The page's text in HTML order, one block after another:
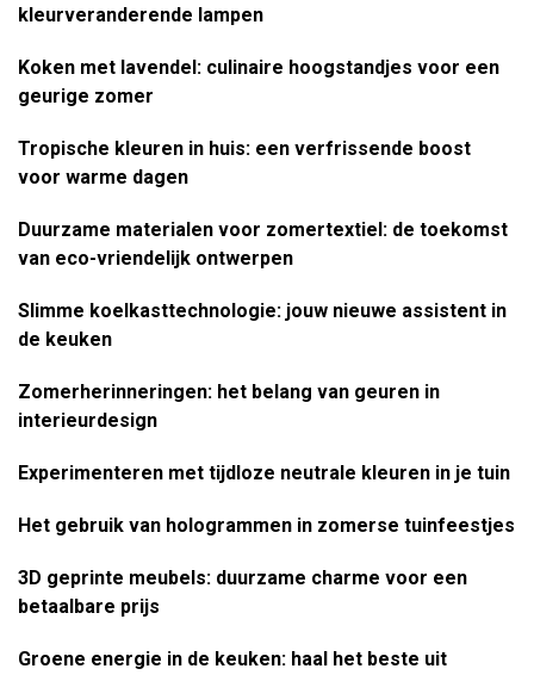
kleurveranderende lampen
Koken met lavendel: culinaire hoogstandjes voor een
geurige zomer
Tropische kleuren in huis: een verfrissende boost
voor warme dagen
Duurzame materialen voor zomertextiel: de toekomst
van eco-vriendelijk ontwerpen
Slimme koelkasttechnologie: jouw nieuwe assistent in
de keuken
Zomerherinneringen: het belang van geuren in
interieurdesign
Experimenteren met tijdloze neutrale kleuren in je tuin
Het gebruik van hologrammen in zomerse tuinfeestjes
3D geprinte meubels: duurzame charme voor een
betaalbare prijs
Groene energie in de keuken: haal het beste uit